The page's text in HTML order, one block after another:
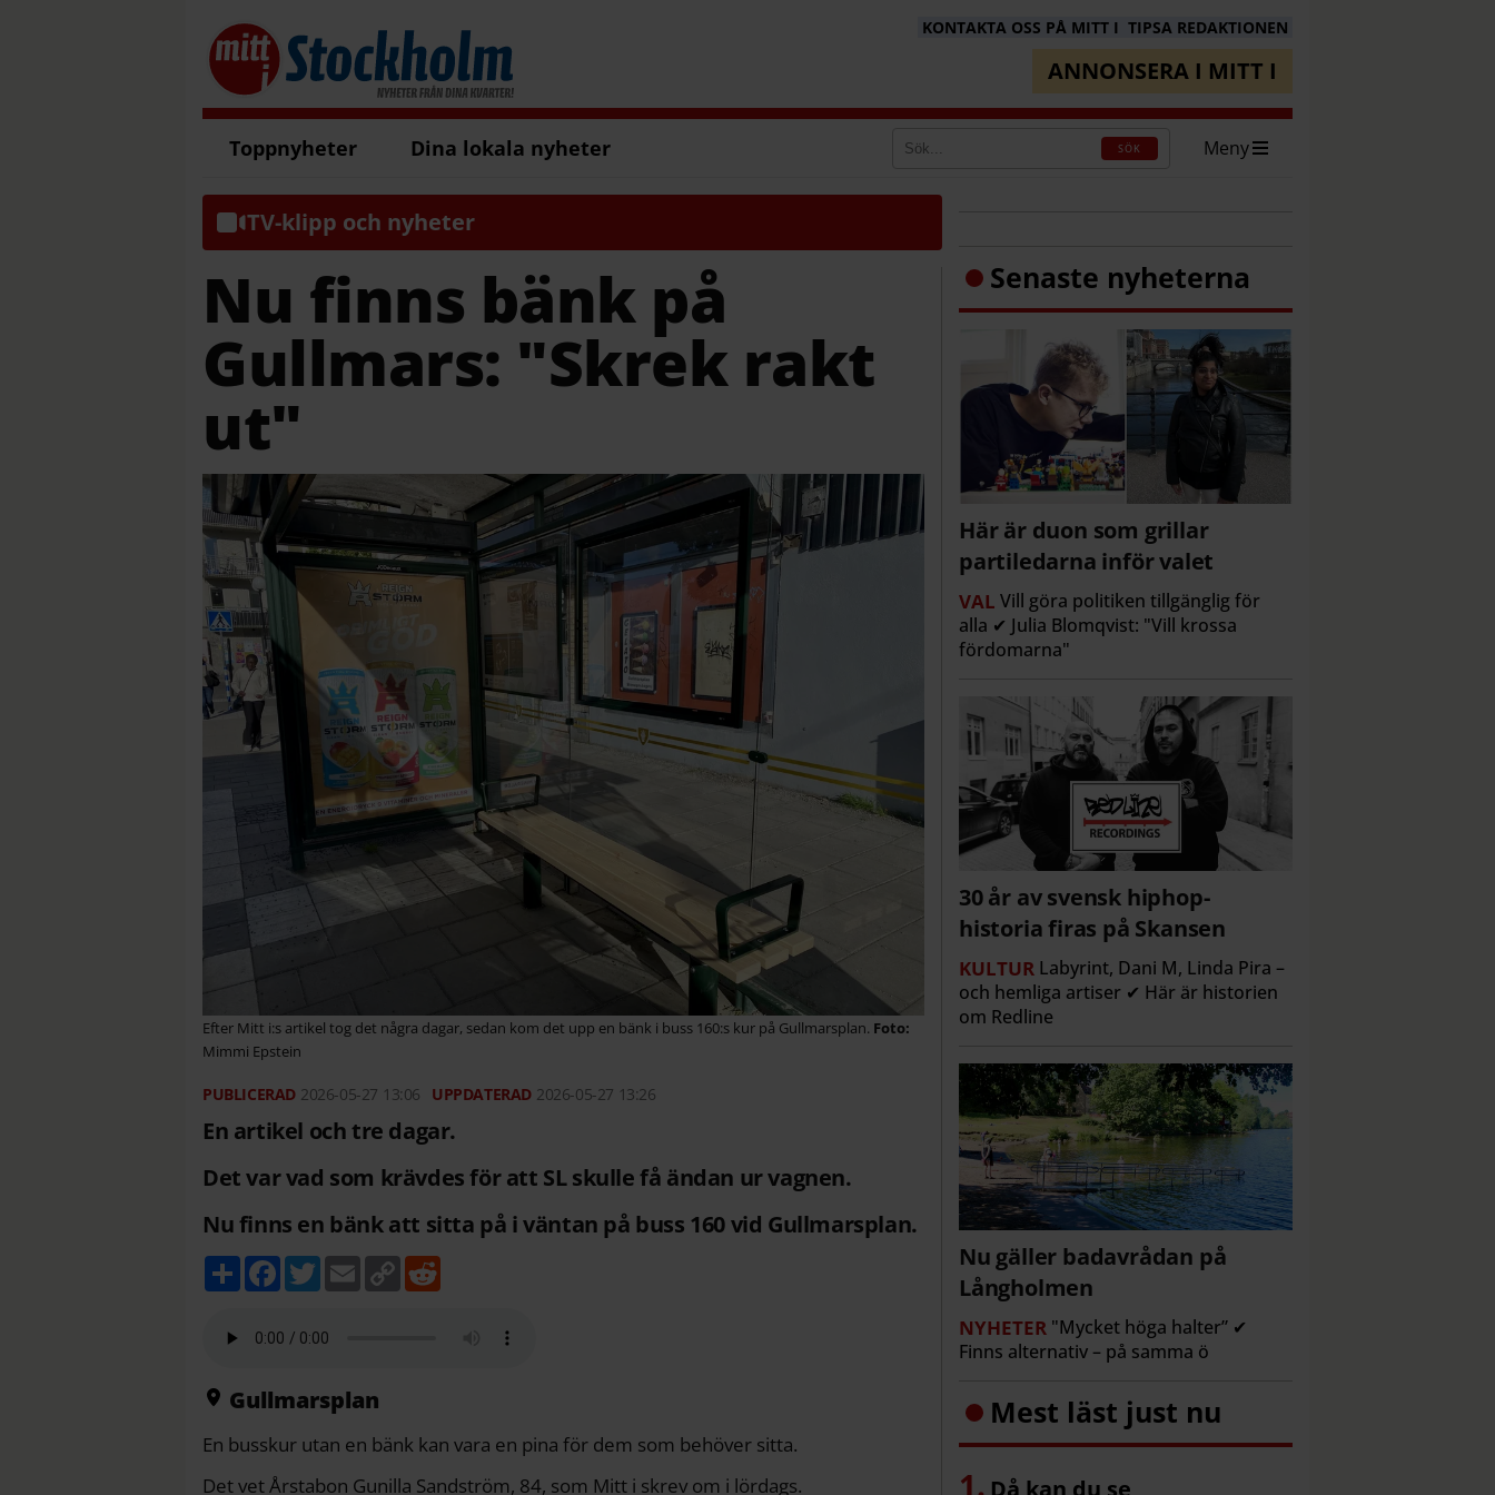
KONTAKTA OSS PÅ MITT I TIPSA REDAKTIONEN
ANNONSERA I MITT I
Toppnyheter Dina lokala nyheter SÖK Meny
TV-klipp och nyheter
Nu finns bänk på
Gullmars: "Skrek rakt
ut"
Efter Mitt i:s artikel tog det några dagar, sedan kom det upp en bänk i buss 160:s kur på Gullmarsplan.
Mimmi Epstein
2026-05-27 13:06 2026-05-27 13:26
En artikel och tre dagar.
Det var vad som krävdes för att SL skulle få ändan ur vagnen.
Nu finns en bänk att sitta på i väntan på buss 160 vid Gullmarsplan.
D
e
F
b
T
w
t
E
m
C
o
Gullmarsplan
En busskur utan en bänk kan vara en pina för dem som behöver sitta.
Det vet Årstabon Gunilla Sandström, 84, som Mitt i skrev om i lördags.
Senaste nyheterna
Här är duon som grillar
partiledarna inför valet
VAL Vill göra politiken tillgänglig för
alla ✔ Julia Blomqvist: "Vill krossa
fördomarna"
30 år av svensk hiphop-
historia firas på Skansen
KULTUR Labyrint, Dani M, Linda Pira –
och hemliga artiser ✔ Här är historien
om Redline
Nu gäller badavrådan på
Långholmen
NYHETER "Mycket höga halter” ✔
Finns alternativ – på samma ö
Mest läst just nu